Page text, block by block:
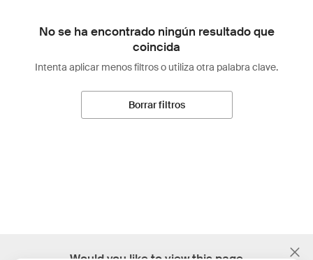
No se ha encontrado ningún resultado que
coincida
Intenta aplicar menos filtros o utiliza otra palabra clave.
Borrar filtros